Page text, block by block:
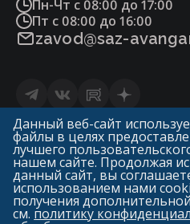
Пн-Чт с 08:00 до 17:00
Пт с 08:00 до 16:00
zavod@saz-
© «ГК Авангард»
САЗ «Авангард» («Арма-
1998—2026
Статьи
Политика
персональных данных
Данный веб-сайт
файлы в целях
лучшего
нашем сайте. Продолжая
данный сайт, вы
использованием нами
получения
см. политику